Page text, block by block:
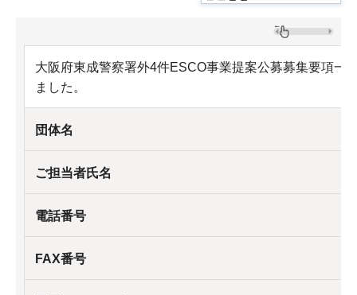
大阪府東成警察署外4件ESCO事業提案公募募集要項一
ました。
団体名
ご担当者氏名
電話番号
FAX番号